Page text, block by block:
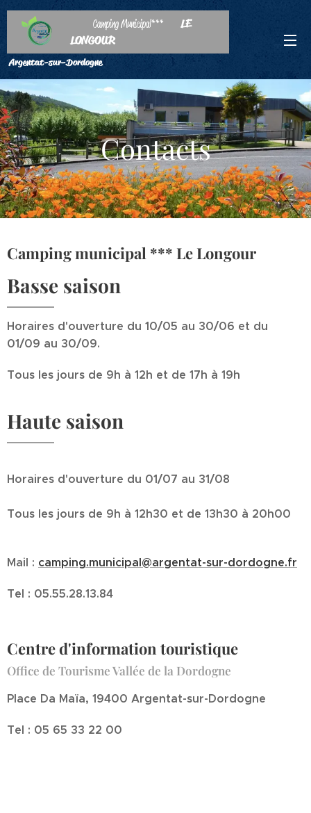
Camping Municipal*** LE
LONGOUR
Argentat-sur-Dordogne
Contacts
Camping municipal *** Le Longour
Basse saison
Horaires d'ouverture du 10/05 au 30/06 et du
01/09 au 30/09.
Tous les jours de 9h à 12h et de 17h à 19h
Haute saison
Horaires d'ouverture du 01/07 au 31/08
Tous les jours de 9h à 12h30 et de 13h30 à 20h00
Mail : camping.municipal@argentat-sur-dordogne.fr
Tel : 05.55.28.13.84
Centre d'information touristique
Office de Tourisme Vallée de la Dordogne
Place Da Maïa, 19400 Argentat-sur-Dordogne
Tel : 05 65 33 22 00